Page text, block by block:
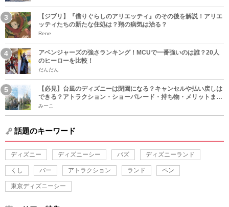
【ジブリ】『借りぐらしのアリエッティ』のその後を解説！アリエ
ッティたちの新たな住処は？翔の病気は治る？
Rene
アベンジャーズの強さランキング！MCUで一番強いのは誰？20人
のヒーローを比較！
だんだん
【必見】台風のディズニーは閉園になる？キャンセルや払い戻しは
できる？アトラクション・ショーパレード・持ち物・メリットまと
め！
みーこ
話題のキーワード
ディズニー ディズニーシー バズ ディズニーランド
くし バー アトラクション ランド ペン
東京ディズニーシー